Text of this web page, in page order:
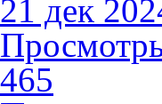
21 дек
465